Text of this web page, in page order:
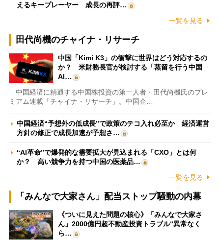
えるキープレーヤー 成長の再評…
一覧を見る
田代尚機のチャイナ・リサーチ
中国「Kimi K3」の衝撃に世界はどう対応するの
か？ 米財務長官が検討する「蒸留を行う中国
AI…
中国経済に精通する中国株投資の第一人者・田代尚機氏のプレ
ミアム連載「チャイナ・リサーチ」。中国企…
中国経済“予想外の低成長”で政策のテコ入れ必至か 経済運営
方針の修正で成長加速が予想さ…
“AI革命”で爆発的な需要拡大が見込まれる「CXO」とは何
か？ 高い競争力を持つ中国の医薬品…
一覧を見る
「みんなで大家さん」配当ストップ騒動の内幕
《ついに見えた問題の核心》「みんなで大家さ
ん」2000億円超不動産投資トラブル“異常なく
ら…